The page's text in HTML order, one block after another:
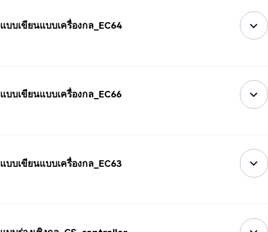
แบบเขียนแบบเครื่องกล_EC64
แบบเขียนแบบเครื่องกล_EC66
แบบเขียนแบบเครื่องกล_EC63